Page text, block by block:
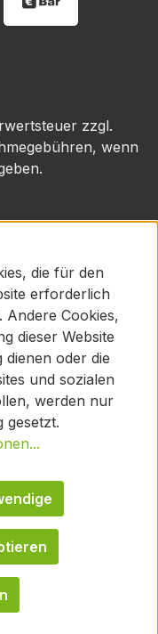
zzgl.
wenn
die für den
erforderlich
Andere Cookies,
dieser Website
oder die
und sozialen
werden nur
gesetzt.